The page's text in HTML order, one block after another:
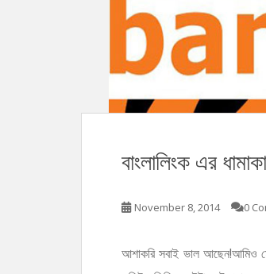
বাংলালিংক এর
November 8, 2014 0
আশাকরি সবাই ভাল আছেন!আমিও